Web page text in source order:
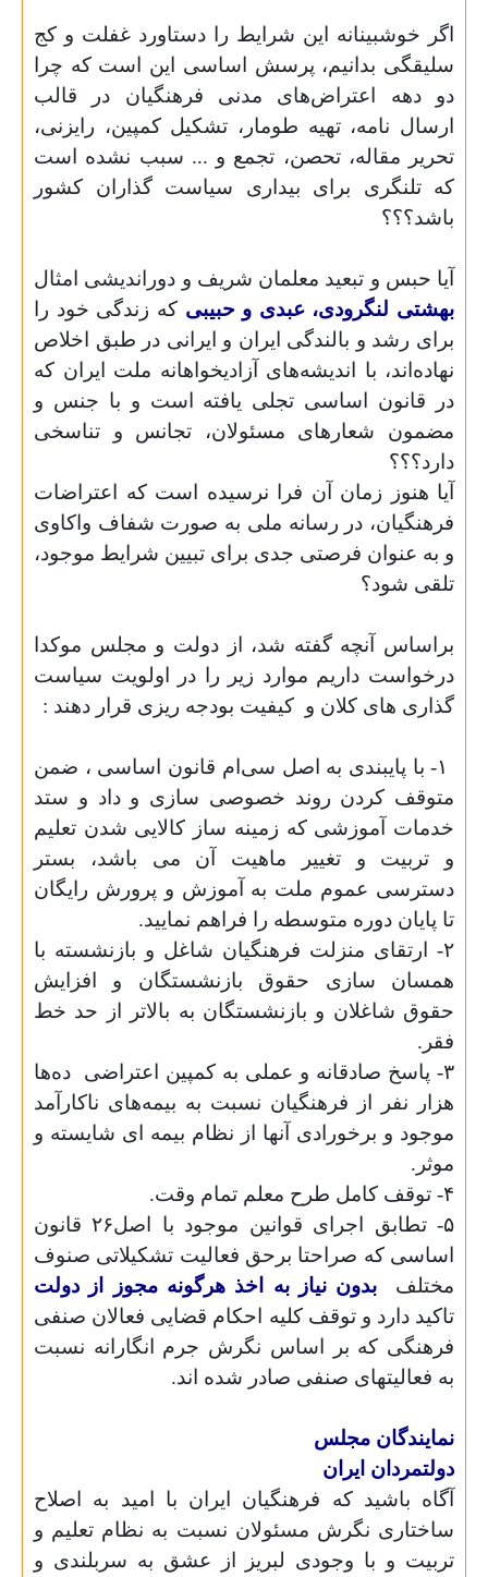
اگر خوشبینانه این شرایط را دستاورد غفلت و کج
سلیقگی بدانیم، پرسش اساسی این است که چرا
دو دهه اعتراض‌های مدنی فرهنگیان در قالب
ارسال نامه، تهیه طومار، تشکیل کمپین، رایزنی،
تحریر مقاله، تحصن، تجمع و ... سبب نشده است
که تلنگری برای بیداری سیاست گذاران کشور
باشد؟؟؟
آیا حبس و تبعید معلمان شریف و دوراندیشی امثال
بهشتی لنگرودی، عبدی و حبیبی که زندگی خود را
برای رشد و بالندگی ایران و ایرانی در طبق اخلاص
نهاده‌اند، با اندیشه‌های آزادیخواهانه ملت ایران که
در قانون اساسی تجلی یافته است و با جنس و
مضمون شعارهای مسئولان، تجانس و تناسخی
دارد؟؟؟
آیا هنوز زمان آن فرا نرسیده است که اعتراضات
فرهنگیان، در رسانه ملی به صورت شفاف واکاوی
و به عنوان فرصتی جدی برای تبیین شرایط موجود،
تلقی شود؟
براساس آنچه گفته شد، از دولت و مجلس موکدا
درخواست داریم موارد زیر را در اولویت سیاست
گذاری های کلان و کیفیت بودجه ریزی قرار دهند :
۱- با پایبندی به اصل سی‌ام قانون اساسی ، ضمن
متوقف کردن روند خصوصی سازی و داد و ستد
خدمات آموزشی که زمینه ساز کالایی شدن تعلیم
و تربیت و تغییر ماهیت آن می باشد، بستر
دسترسی عموم ملت به آموزش و پرورش رایگان
تا پایان دوره متوسطه را فراهم نمایید.
۲- ارتقای منزلت فرهنگیان شاغل و بازنشسته با
همسان سازی حقوق بازنشستگان و افزایش
حقوق شاغلان و بازنشستگان به بالاتر از حد خط
فقر.
۳- پاسخ صادقانه و عملی به کمپین اعتراضی
ده‌ها
هزار نفر از فرهنگیان نسبت به بیمه‌های ناکارآمد
موجود و برخورادی آنها از نظام بیمه ای شایسته و
موثر.
۴- توقف کامل طرح معلم تمام وقت.
۵- تطابق اجرای قوانین موجود با اصل۲۶ قانون
اساسی که صراحتا برحق فعالیت تشکیلاتی صنوف
مختلف
بدون نیاز به اخذ هرگونه مجوز از
دولت
تاکید دارد و توقف کلیه احکام قضایی فعالان صنفی
فرهنگی که بر اساس نگرش جرم انگارانه نسبت
به فعالیتهای صنفی صادر شده اند.
نمایندگان مجلس
دولتمردان ایران
آگاه باشید که فرهنگیان ایران با امید به اصلاح
ساختاری نگرش مسئولان نسبت به نظام تعلیم و
تربیت و با وجودی لبریز از عشق به سربلندی و